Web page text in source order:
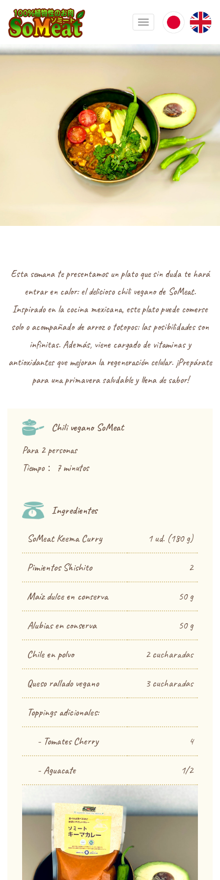
Toggle navigation
100%植物性の大豆ミート ソミ
Esta semana te presentamos un plato que sin duda te hará
entrar en calor: el delicioso chili vegano de SoMeat.
Inspirado en la cocina mexicana, este plato puede comerse
solo o acompañado de arroz o totopos: las posibilidades son
infinitas. Además, viene cargado de vitaminas y
antioxidantes que mejoran la regeneración celular. ¡Prepárate
para una primavera saludable y llena de sabor!
Chili vegano SoMeat
Para 2 personas
Tiempo： 7 minutos
Ingredientes
SoMeat Keema Curry 1 ud. (180 g)
Pimientos Shishito 2
Maíz dulce en conserva 50 g
Alubias en conserva 50 g
Chile en polvo 2 cucharadas
Queso rallado vegano 3 cucharadas
Toppings adicionales:
- Tomates Cherry 4
- Aguacate 1/2